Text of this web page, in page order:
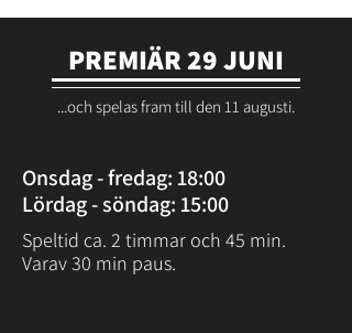
PREMIÄR 29 JUNI
...och spelas fram till den 11 augusti.
Onsdag - fredag: 18:00
Lördag - söndag: 15:00
Speltid ca. 2 timmar och 45 min.
Varav 30 min paus.